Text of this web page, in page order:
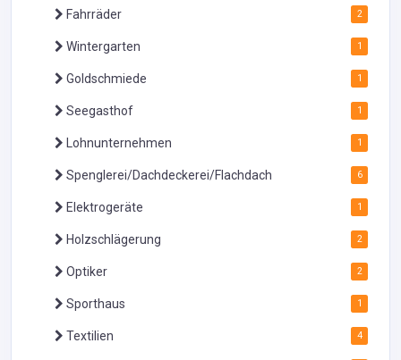
Fahrräder 2
Wintergarten 1
Goldschmiede 1
Seegasthof 1
Lohnunternehmen 1
Spenglerei/Dachdeckerei/Flachdach 6
Elektrogeräte 1
Holzschlägerung 2
Optiker 2
Sporthaus 1
Textilien 4